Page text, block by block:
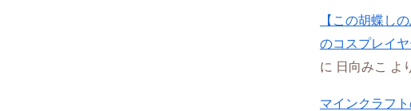
【この胡蝶し
のコスプレイ
に 日向みこ よ
マインクラフ